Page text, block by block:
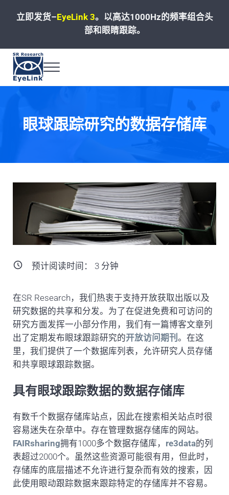
立即发货– EyeLink 3。 以高达1000Hz的频率组合头
部和眼睛跟踪。
高速、精准和可靠的眼动追踪解决方案
Menu
眼球跟踪研究的数据存储库
预计阅读时间： 3分钟
在SR Research，我们热衷于支持开放获取出版以及
研究数据的共享和分发。为了在促进免费和可访问的
研究方面发挥一小部分作用，我们有一篇博客文章列
出了定期发布眼球跟踪研究的开放访问期刊 。在这
里，我们提供了一个数据库列表，允许研究人员存储
和共享眼球跟踪数据。
具有眼球跟踪数据的数据存储库
有数千个数据存储库站点，因此在搜索相关站点时很
容易迷失在杂草中。存在管理数据存储库的网站。
FAIRsharing拥有1000多个数据存储库， re3data的列
表超过2000个。虽然这些资源可能很有用，但此时，
存储库的底层描述不允许进行复杂而有效的搜索，因
此使用眼动跟踪数据来跟踪特定的存储库并不容易。